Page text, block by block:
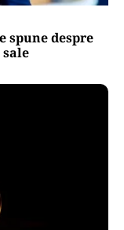
spune despre